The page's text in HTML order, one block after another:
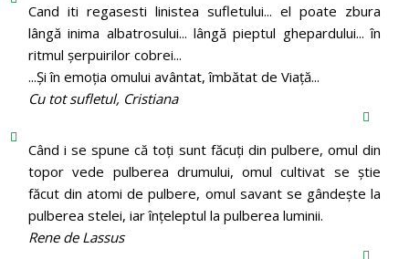
Cand iti regasesti linistea sufletului... el poate zbura
lângă inima albatrosului... lângă pieptul ghepardului... în
ritmul şerpuirilor cobrei...
...Şi în emoţia omului avântat, îmbătat de Viaţă...
Cu tot sufletul, Cristiana
Când i se spune că toți sunt făcuți din pulbere, omul din
topor vede pulberea drumului, omul cultivat se știe
făcut din atomi de pulbere, omul savant se gândește la
pulberea stelei, iar înțeleptul la pulberea luminii.
Rene de Lassus